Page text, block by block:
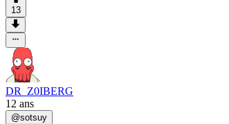
13
DR_Z0IBERG
12 ans
@sotsuy